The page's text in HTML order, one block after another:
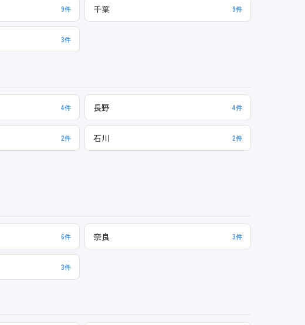
9件 千葉 9件
3件
4件 長野 4件
2件 石川 2件
6件 奈良 3件
3件